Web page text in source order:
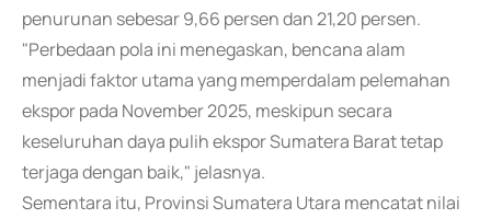
penurunan sebesar 9,66 persen dan 21,20 persen.
"Perbedaan pola ini menegaskan, bencana alam
menjadi faktor utama yang memperdalam pelemahan
ekspor pada November 2025, meskipun secara
keseluruhan daya pulih ekspor Sumatera Barat tetap
terjaga dengan baik," jelasnya.
Sementara itu, Provinsi Sumatera Utara mencatat nilai